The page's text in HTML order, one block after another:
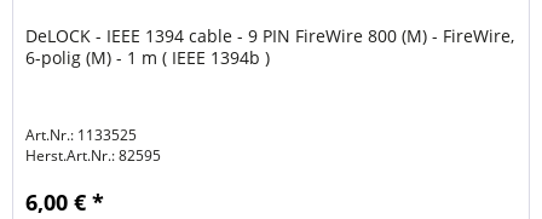
DeLOCK - IEEE 1394 cable - 9 PIN FireWire 800 (M) - FireWire,
6-polig (M) - 1 m ( IEEE 1394b )
Art.Nr.: 1133525
Herst.Art.Nr.:82595
6,00 € *